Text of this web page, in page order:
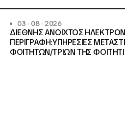
03 · 08 · 2026
ΔΙΕΘΝΗΣ ΑΝΟΙΧΤΟΣ
ΠΕΡΙΓΡΑΦΗ:ΥΠΗΡΕΣΙΕΣ
ΦΟΙΤΗΤΩΝ/ΤΡΙΩΝ ΤΗΣ